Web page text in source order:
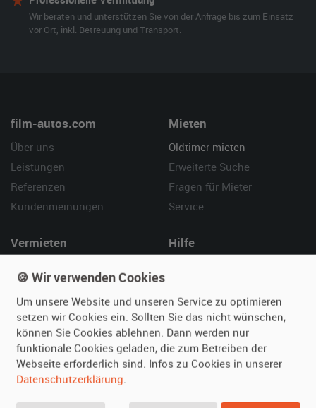
Wir beraten und unterstützen Sie von der Anfrage bis zum Einsatz
vor Ort, inkl. Betreuung und Transport.
film-autos.com
Über uns
Leistungen
Referenzen
Kundenmeinungen
Mieten
Oldtimer mieten
Erweiterte Suche
Fragen für Mieter
Service
Vermieten
Fotos senden
Fragen für Vermieter
Inserat verwalten
Hilfe
Kontakt
SPECIAL
Berühmte Filmautos –
🍪 Wir verwenden Cookies
Um unsere Website und unseren Service zu optimieren
setzen wir Cookies ein. Sollten Sie das nicht wünschen,
können Sie Cookies ablehnen. Dann werden nur
funktionale Cookies geladen, die zum Betreiben der
Webseite erforderlich sind. Infos zu Cookies in unserer
Datenschutzerklärung.